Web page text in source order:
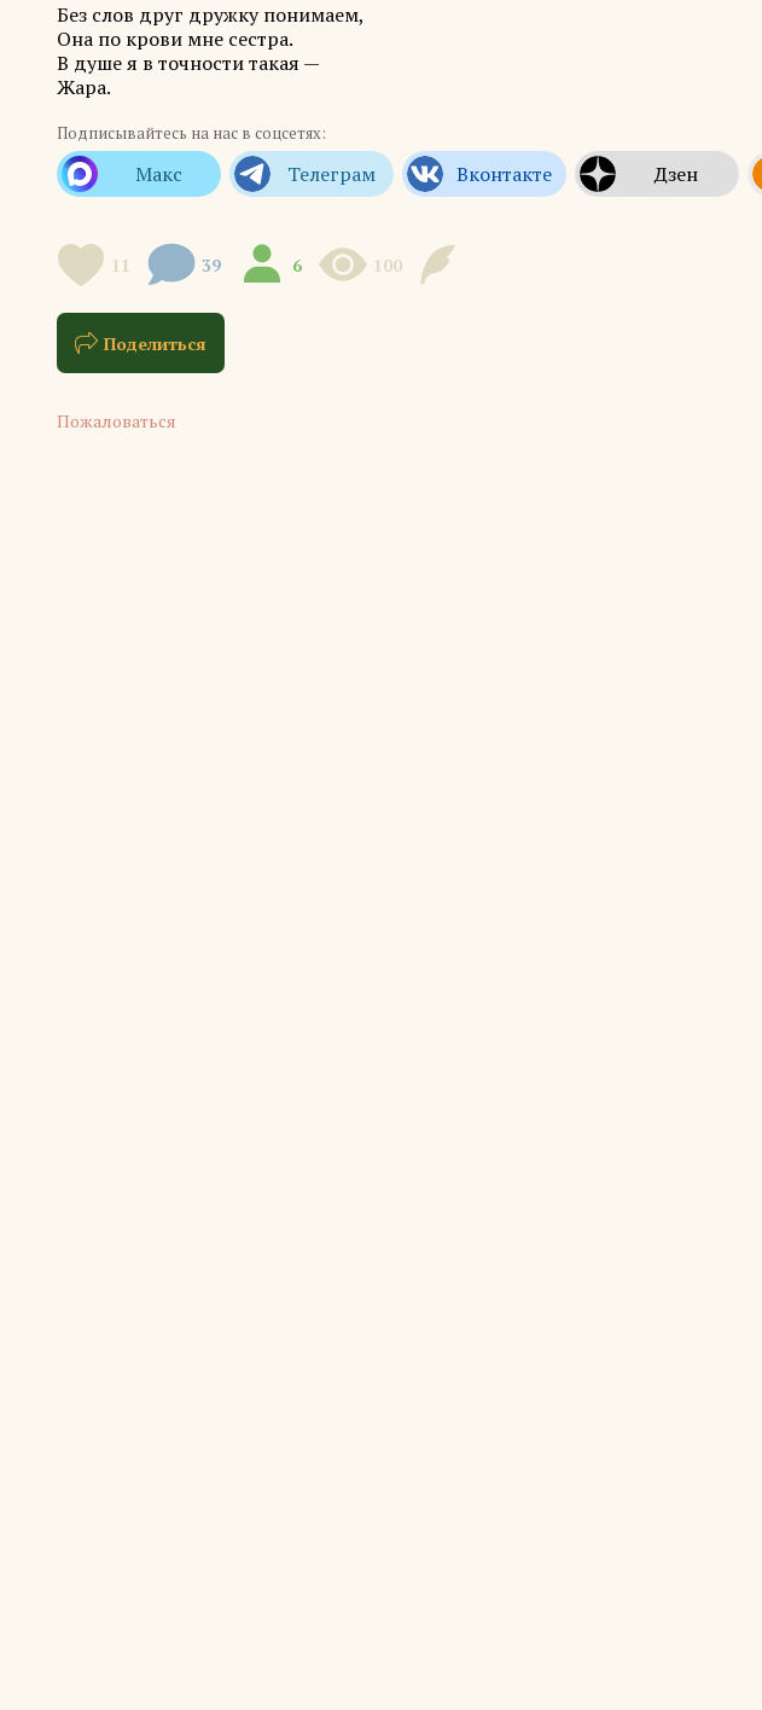
Без слов друг дружку понимаем,
Она по крови мне сестра.
В душе я в точности такая —
Жара.
Подписывайтесь на нас в соцсетях:
11 39 6 100
Поделиться
Пожаловаться